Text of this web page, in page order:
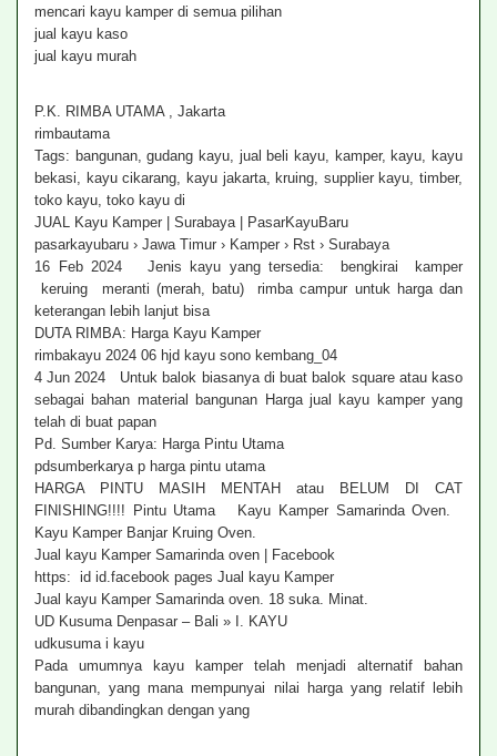
mencari kayu kamper di semua pilihan
jual kayu kaso
jual kayu murah
P.K. RIMBA UTAMA , Jakarta
rimbautama
Tags: bangunan, gudang kayu, jual beli kayu, kamper, kayu, kayu
bekasi, kayu cikarang, kayu jakarta, kruing, supplier kayu, timber,
toko kayu, toko kayu di
JUAL Kayu Kamper | Surabaya | PasarKayuBaru
pasarkayubaru › Jawa Timur › Kamper › Rst › Surabaya
16 Feb 2024 Jenis kayu yang tersedia: bengkirai kamper
keruing meranti (merah, batu) rimba campur untuk harga dan
keterangan lebih lanjut bisa
DUTA RIMBA: Harga Kayu Kamper
rimbakayu 2024 06 hjd kayu sono kembang_04
4 Jun 2024 Untuk balok biasanya di buat balok square atau kaso
sebagai bahan material bangunan Harga jual kayu kamper yang
telah di buat papan
Pd. Sumber Karya: Harga Pintu Utama
pdsumberkarya p harga pintu utama
HARGA PINTU MASIH MENTAH atau BELUM DI CAT
FINISHING!!!! Pintu Utama Kayu Kamper Samarinda Oven.
Kayu Kamper Banjar Kruing Oven.
Jual kayu Kamper Samarinda oven | Facebook
https: id id.facebook pages Jual kayu Kamper
Jual kayu Kamper Samarinda oven. 18 suka. Minat.
UD Kusuma Denpasar – Bali » I. KAYU
udkusuma i kayu
Pada umumnya kayu kamper telah menjadi alternatif bahan
bangunan, yang mana mempunyai nilai harga yang relatif lebih
murah dibandingkan dengan yang